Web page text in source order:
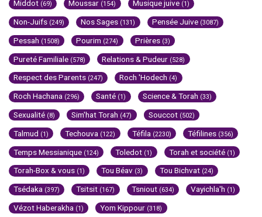
Middot (69) Moussar (154) Musique juive (1)
Non-Juifs (249) Nos Sages (131) Pensée Juive (3087)
Pessah (1508) Pourim (274) Prières (3)
Pureté Familiale (578) Relations & Pudeur (528)
Respect des Parents (247) Roch 'Hodech (4)
Roch Hachana (296) Santé (1) Science & Torah (33)
Sexualité (8) Sim'hat Torah (47) Souccot (502)
Talmud (1) Techouva (122) Téfila (2230) Téfilines (356)
Temps Messianique (124) Toledot (1) Torah et société (1)
Torah-Box & vous (1) Tou Béav (3) Tou Bichvat (24)
Tsédaka (397) Tsitsit (167) Tsniout (634) Vayichla'h (1)
Vézot Haberakha (1) Yom Kippour (318)